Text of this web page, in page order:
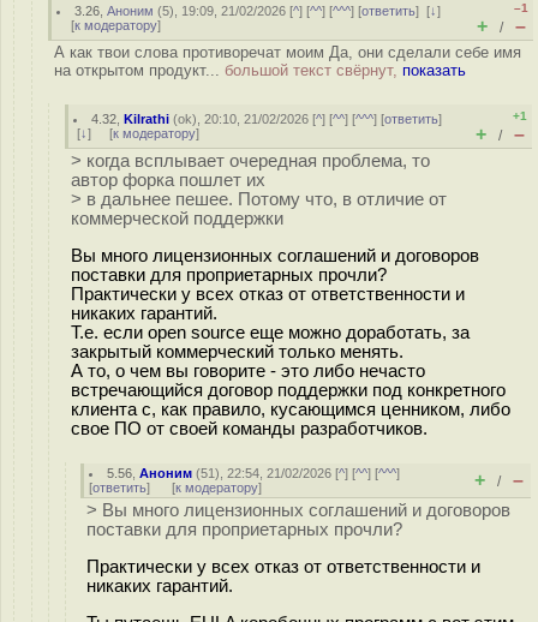
3.26 ,Аноним (5), 19:09, 21/02/2026 [^] [^^] [^^^] [ответить][↓]
[к модератору]
–1
+ / –
А как твои слова противоречат моим Да, они сделали себе имя
на открытом продукт... большой текст свёрнут, показать
4.32 ,Kilrathi (ok), 20:10, 21/02/2026 [^] [^^] [^^^] [ответить]
[↓] [к модератору]
+1
+ / –
> когда всплывает очередная проблема, то
автор форка пошлет их
> в дальнее пешее. Потому что, в отличие от
коммерческой поддержки
Вы много лицензионных соглашений и договоров
поставки для проприетарных прочли?
Практически у всех отказ от ответственности и
никаких гарантий.
Т.е. если open source еще можно доработать, за
закрытый коммерческий только менять.
А то, о чем вы говорите - это либо нечасто
встречающийся договор поддержки под конкретного
клиента с, как правило, кусающимся ценником, либо
свое ПО от своей команды разработчиков.
5.56 ,Аноним (51), 22:54, 21/02/2026 [^] [^^] [^^^]
[ответить] [к модератору] + / –
> Вы много лицензионных соглашений и договоров
поставки для проприетарных прочли?
Практически у всех отказ от ответственности и
никаких гарантий.